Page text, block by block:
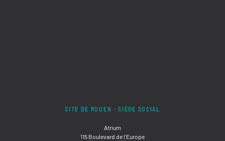
SITE DE ROUEN - SIÈGE SOCIAL
Atrium
115 Boulevard de l'Europe